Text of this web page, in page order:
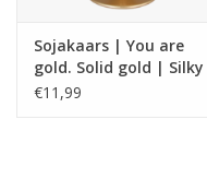
Merken
Sojakaars | You are
gold. Solid gold | Silky
Tonka
€11,99